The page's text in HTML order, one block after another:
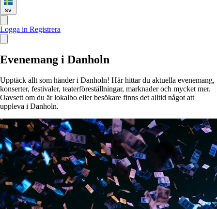
sv
Logga in Registrera
Evenemang i Danholn
Upptäck allt som händer i Danholn! Här hittar du aktuella evenemang,
konserter, festivaler, teaterföreställningar, marknader och mycket mer.
Oavsett om du är lokalbo eller besökare finns det alltid något att
uppleva i Danholn.